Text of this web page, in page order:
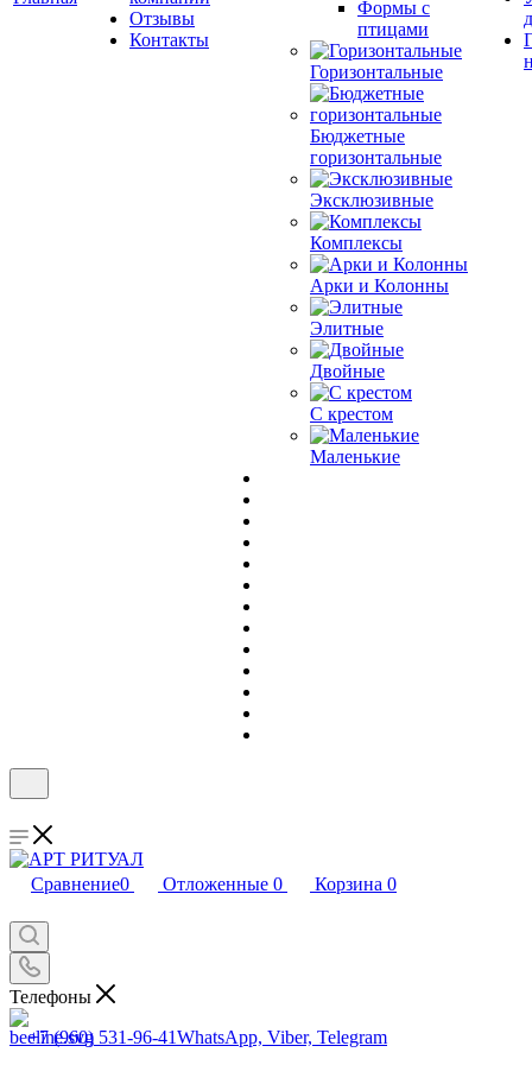
Отзывы
Контакты
Формы с
птицами
Горизонтальные
Бюджетные
горизонтальные
Эксклюзивные
Комплексы
Арки и Колонны
Элитные
Двойные
С крестом
Маленькие
Сравнение0 Отложенные 0 Корзина 0
Телефоны
+7 (960) 531-96-41WhatsApp, Viber, Telegram